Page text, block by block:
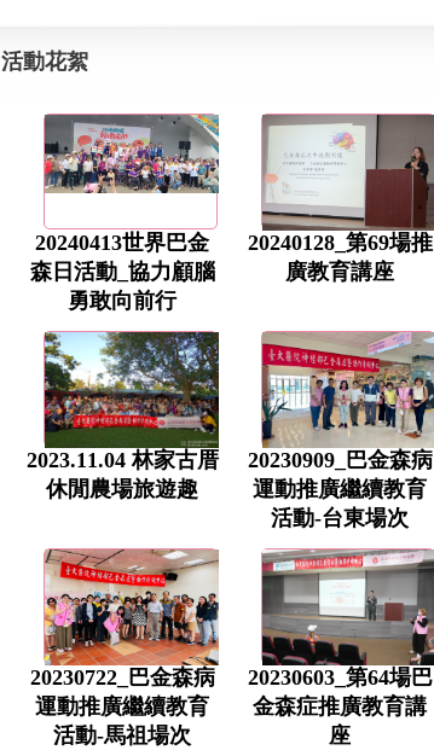
活動花絮
20240413世界巴金
森日活動_協力顧腦
勇敢向前行
20240128_第69場推
廣教育講座
2023.11.04 林家古厝
休閒農場旅遊趣
20230909_巴金森病
運動推廣繼續教育
活動-台東場次
20230722_巴金森病
運動推廣繼續教育
活動-馬祖場次
20230603_第64場巴
金森症推廣教育講
座